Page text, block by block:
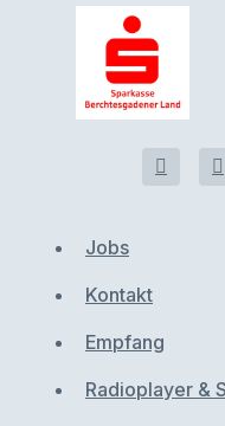
Jobs
Kontakt
Empfang
Radioplayer &